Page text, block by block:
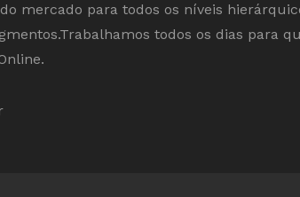
mercado para todos os níveis
todos os dias para